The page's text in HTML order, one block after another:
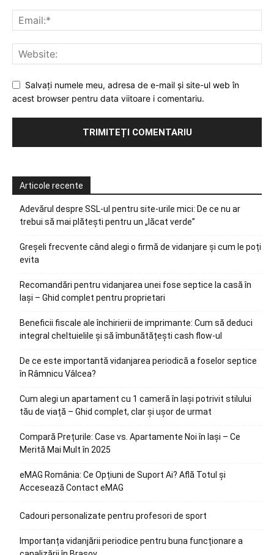
Salvați numele meu, adresa de e-mail și site-ul web în
acest browser pentru data viitoare i comentariu.
Articole recente
Adevărul despre SSL-ul pentru site-urile mici: De ce nu ar
trebui să mai plătești pentru un „lăcat verde”
Greșeli frecvente când alegi o firmă de vidanjare și cum le poți
evita
Recomandări pentru vidanjarea unei fose septice la casă în
Iași – Ghid complet pentru proprietari
Beneficii fiscale ale închirierii de imprimante: Cum să deduci
integral cheltuielile și să îmbunătățești cash flow-ul
De ce este importantă vidanjarea periodică a foselor septice
în Râmnicu Vâlcea?
Cum alegi un apartament cu 1 cameră în Iași potrivit stilului
tău de viață – Ghid complet, clar și ușor de urmat
Compară Prețurile: Case vs. Apartamente Noi în Iași – Ce
Merită Mai Mult în 2025
eMAG România: Ce Opțiuni de Suport Ai? Află Totul și
Accesează Contact eMAG
Cadouri personalizate pentru profesori de sport
Importanța vidanjării periodice pentru buna funcționare a